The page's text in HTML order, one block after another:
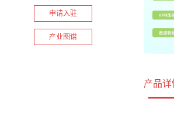
申请入驻
产业图谱
产品详